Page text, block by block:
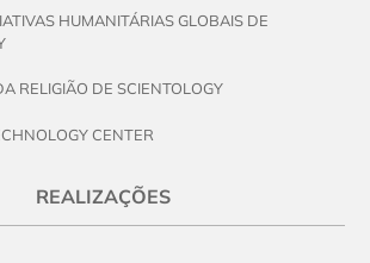
HUMANITÁRIAS GLOBAIS DE
RELIGIÃO DE SCIENTOLOGY
CENTER
REALIZAÇÕES